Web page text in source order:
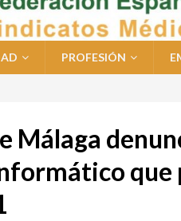
PROFESIÓN
Málaga